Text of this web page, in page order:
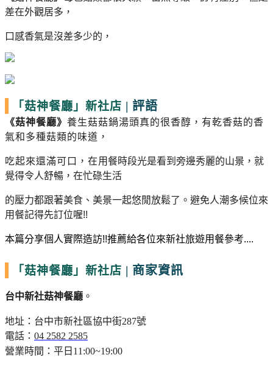
差在外觀居多，
口感香氣是沒差多少的，
「菇神餐廳」新社店 | 評語
《菇神餐廳》 養生菇菇鍋湯頭真的很香醇，有乾香菇的香
氣和多種菇類的味道，
吃起來還滿可口，在用餐時段光是看到旁邊秀麗的山景，就
覺得令人舒暢，在忙碌生活
的壓力都跟著美食、美景一起悠閒放鬆了。避免人潮多候位來
用餐記得先訂位喔!!
本篇分享個人實際造訪!!推薦給各位來新社旅遊用餐參考....
「菇神餐廳」新社店 | 商家資訊
台中新社菇神餐廳 。
地址：台中市新社區協中街287號
電話： 04 2582 2585
營業時間：平日 11:00~19:00